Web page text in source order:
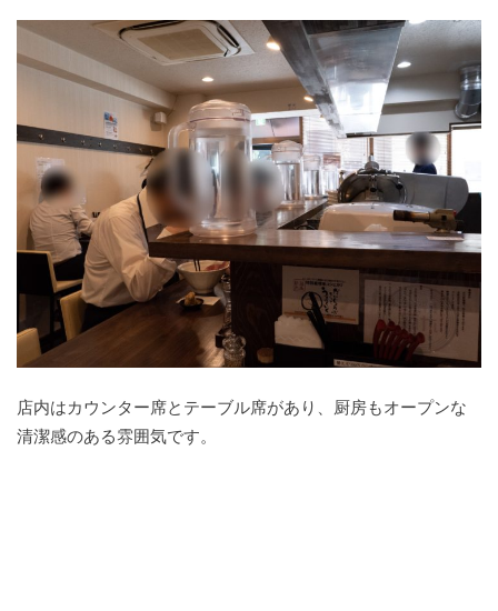
店内はカウンター席とテーブル席があり、厨房もオープンな
清潔感のある雰囲気です。